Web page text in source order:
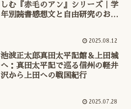
しむ『赤毛のアン』シリーズ｜学
年別読書感想文と自由研究のおす
2025.08.12
池波正太郎真田太平記館＆上田城
へ：真田太平記で巡る信州の軽井
沢から上田への戦国紀行
2025.07.28